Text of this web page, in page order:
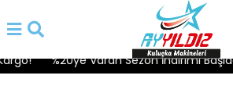
%20ye Varan Sezon İndirimi Başladı!